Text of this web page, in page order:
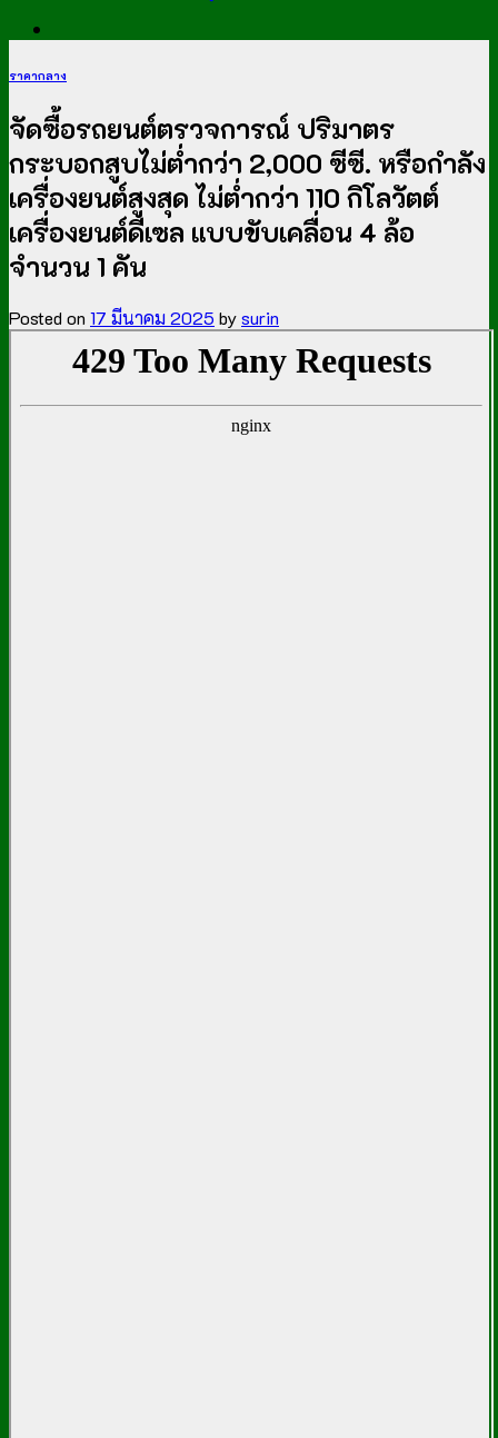
ราคากลาง
จัดซื้อรถยนต์ตรวจการณ์ ปริมาตร
กระบอกสูบไม่ต่ำกว่า 2,000 ซีซี. หรือกำลัง
เครื่องยนต์สูงสุด ไม่ต่ำกว่า 110 กิโลวัตต์
เครื่องยนต์ดีเซล แบบขับเคลื่อน 4 ล้อ
จำนวน 1 คัน
Posted on 17 มีนาคม 2025 bysurin